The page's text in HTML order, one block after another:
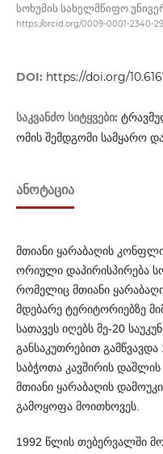
სოხუმის სახელმწიფო
https://orcid.org/0009-0001-2340-
DOI: https://doi.org/
საკვანძო სიტყვები:
ომის შემდგომი სამყარო
ᲐᲜᲝᲢᲐᲪᲘᲐ
მთიანი ყარაბაღის
ორიული დაპი­რის­პირება
რომ­­ე­­ლიც მთიანი
მდებ­არე ტერიტორიებზე
სათავეს იღ­ე­ბს მე-20
განსაკუთრებით
საბჭოთა კავშირის
მთიანი ყარაბაღის
გამოყოფა მოითხოვეს.
1992 წლის თებერვალში